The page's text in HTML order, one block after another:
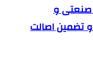
صنعتی و
تضمین اصالت